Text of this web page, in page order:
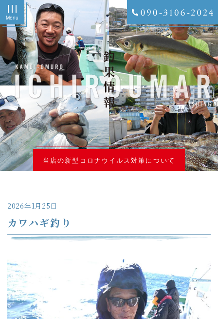
Menu
釣果情報
当店の新型コロナウイルス対策について
2026年1月25日
カワハギ釣り